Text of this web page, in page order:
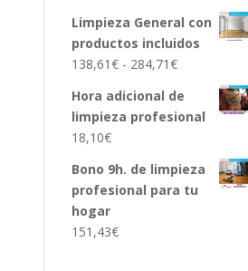
Limpieza General con
productos incluidos
138,61€ - 284,71€Rango
precios:
desde
hasta
284,71€
Hora adicional de
limpieza profesional
18,10€
Bono 9h. de limpieza
profesional para tu
hogar
151,43€